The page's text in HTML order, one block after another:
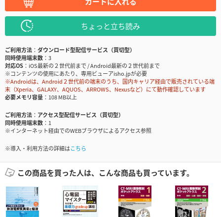
ちょっと立ち読み
ご利用方法
ダウンロード型配信サービス（買切型）
同時使用端末数
3
対応OS
iOS最新の２世代前まで / Android最新の２世代前まで
※コンテンツの使用にあたり、専用ビューアisho.jpが必要
※Androidは、Android２世代前の端末のうち、国内キャリア経由で販売されている端
末（Xperia、GALAXY、AQUOS、ARROWS、Nexusなど）にて動作確認しています
必要メモリ容量
108 MB以上
ご利用方法
アクセス型配信サービス（買切型）
同時使用端末数
1
※インターネット経由でのWEBブラウザによるアクセス参照
※導入・利用方法の詳細はこちら
この商品を買った人は、こんな商品も買っています。